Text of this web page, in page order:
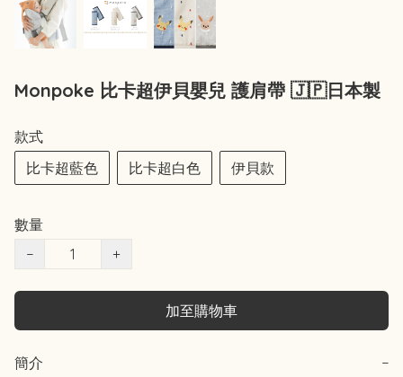
Monpoke 比卡超伊貝嬰兒 護肩帶 🇯🇵日本製
款式
比卡超藍色
比卡超白色 伊貝款
數量
−
+
加至購物車
簡介 −